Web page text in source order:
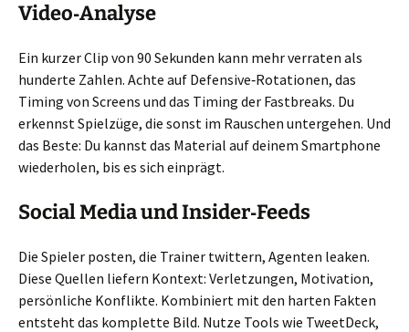
Video‑Analyse
Ein kurzer Clip von 90 Sekunden kann mehr verraten als
hunderte Zahlen. Achte auf Defensive‑Rotationen, das
Timing von Screens und das Timing der Fastbreaks. Du
erkennst Spielzüge, die sonst im Rauschen untergehen. Und
das Beste: Du kannst das Material auf deinem Smartphone
wiederholen, bis es sich einprägt.
Social Media und Insider‑Feeds
Die Spieler posten, die Trainer twittern, Agenten leaken.
Diese Quellen liefern Kontext: Verletzungen, Motivation,
persönliche Konflikte. Kombiniert mit den harten Fakten
entsteht das komplette Bild. Nutze Tools wie TweetDeck,